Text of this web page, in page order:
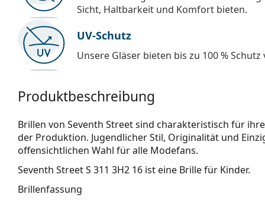
Sicht, Haltbarkeit und Komfort bieten.
UV-Schutz
Unsere Gläser bieten bis zu 100 %
Produktbeschreibung
Brillen von Seventh Street sind charakteristisch für
der Produktion. Jugendlicher Stil, Originalität und
offensichtlichen Wahl für alle Modefans.
Seventh Street S 311 3H2 16 ist eine Brille für Kinder.
Brillenfassung